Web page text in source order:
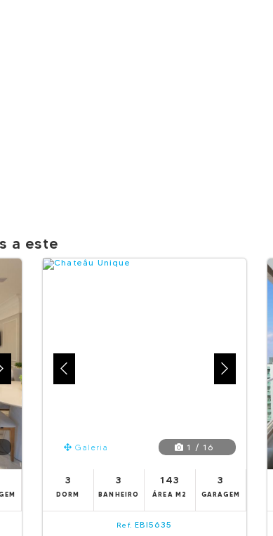
a este
Galeria 1 / 16
3
DORM
3
BANHEIRO
143
ÁREA M2
3
GARAGEM
Ref. EBI5635